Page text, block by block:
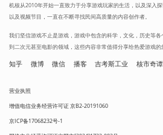
机核从2010年开始一直致力于分享游戏玩家的生活，以及深入
以及视频节目，一直在不断寻找民间高质量的内容创作者。
我们坚信游戏不止是游戏，游戏中包含的科学，文化，历史等
到二次元甚至电影的领域，这些内容非常值得分享给热爱游戏的
知乎 微博 微信 播客 吉考斯工业 核市奇谭
营业执照
增值电信业务经营许可证 京B2-20191060
京ICP备17068232号-1